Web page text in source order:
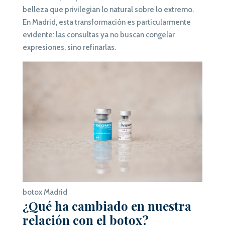
belleza que privilegian lo natural sobre lo extremo.
En Madrid, esta transformación es particularmente
evidente: las consultas ya no buscan congelar
expresiones, sino refinarlas.
botox Madrid
¿Qué ha cambiado en nuestra
relación con el botox?